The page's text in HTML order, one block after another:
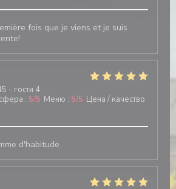
fois que je viens et je suis
- гости 4
: 5/5 Меню : 5/5 Цена / качество
d'habitude